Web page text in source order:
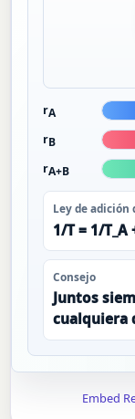
rA
rB
rA+B
Ley de adición
1/T = 1/T_A
Consejo
Juntos
cualquiera
Embed